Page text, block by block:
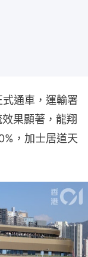
通車，運輸署
果顯著，龍翔
，加士居道天